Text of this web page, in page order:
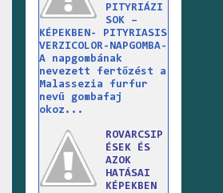
PITYRIÁZI
SOK –
KÉPEKBEN- PITYRIASIS
VERZICOLOR-NAPGOMBA-
A napgombának
nevezett fertőzést a
Malassezia furfur
nevű gombafaj
okoz...
ROVARCSIP
ÉSEK ÉS
AZOK
HATÁSAI
KÉPEKBEN